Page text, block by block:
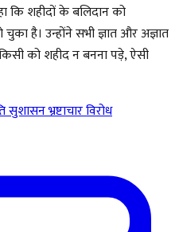
शहीदों के बलिदान को
है। उन्होंने सभी ज्ञात और अज्ञात
को शहीद न बनना पड़े, ऐसी
सुशासनभ्रष्टाचार विरोध